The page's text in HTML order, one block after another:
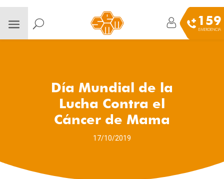
159
EMERGENCIA
Día Mundial de la
Lucha Contra el
Cáncer de Mama
17/10/2019